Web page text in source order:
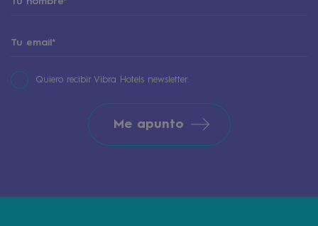
Quiero recibir Vibra Hotels newsletter.
Me apunto